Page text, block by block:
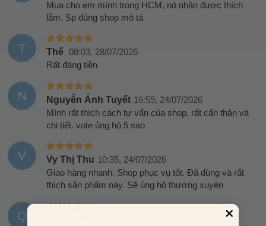
Mua cho em mình trong HCM, nó nhận được thích
lắm. Sp đúng shop mô tả
T Thế 08:03, 28/07/2026
Rất đáng tiền
N Nguyễn Ánh Tuyết 16:59, 24/07/2026
Mình rất thích cách tư vấn của shop, rất cẩn thận và
chi tiết. vote ủng hộ 5 sao
V Vy Thị Thu 10:35, 24/07/2026
Giao hàng nhanh. Shop phục vụ tốt. Đã dùng và rất
thích sản phẩm này. Sẽ ủng hộ thường xuyên
Q